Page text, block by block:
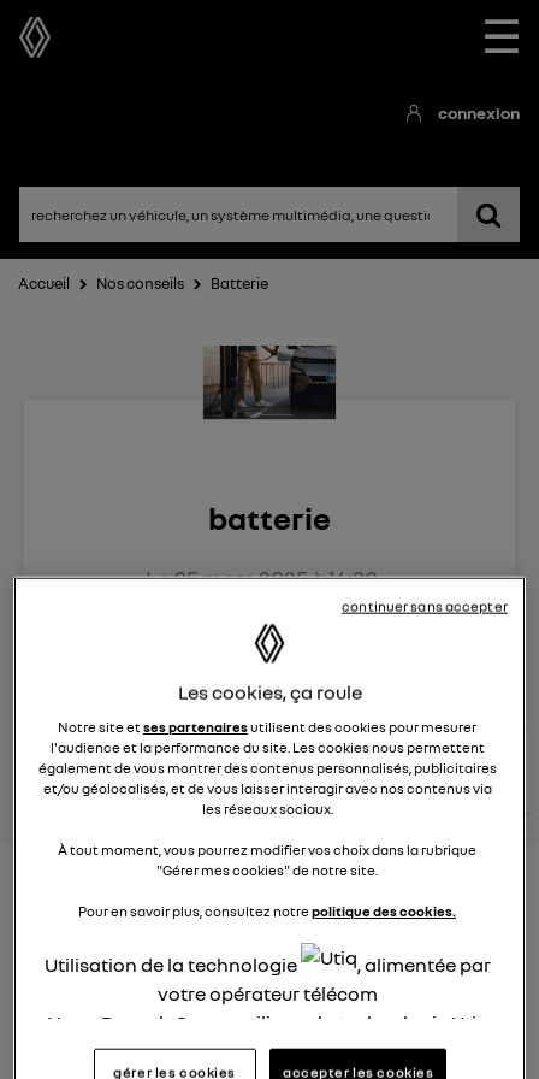
☰
connexion
Accueil Nos conseils Batterie
batterie
Le25 mars 2025à16:30
RENAULT
conseils Renault
consultez les
conseils
similaires
voir tous les
conseils
borne de recharge
Elena42
25 janvier 2022à 17:24
recharge à domicile ?
Les cookies, ça roule
Notre site etses partenairesutilisent des cookies pour mesurer
l'audience et la performance du site. Les cookies nous permettent
également de vous montrer des contenus personnalisés, publicitaires
et/ou géolocalisés, et de vous laisser interagir avec nos contenus via
les réseaux sociaux.
À tout moment, vous pourrez modifier vos choix dans la rubrique
"Gérer mes cookies" de notre site.
Pour en savoir plus, consultez notrepolitique des cookies.
Utilisation de la technologie
, alimentée par
votre opérateur télécom
Nous, Renault Group, utilisons la technologie Utiq
pour nos activités digitales (telles que décrites
gérer les cookies accepter les cookies
continuer sans accepter